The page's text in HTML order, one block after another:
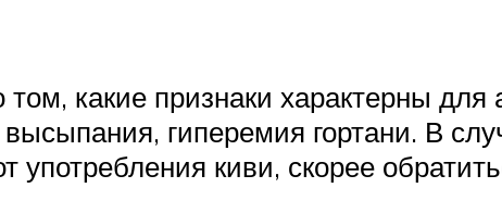
какие признаки характерны
гиперемия гортани. В
употребления киви, скорее